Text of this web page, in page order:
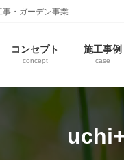
事・ガーデン事業
コンセプト
concept
施工事例
case